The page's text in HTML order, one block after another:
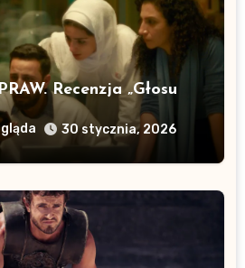
Recenzja „Głosu
30 stycznia, 2026